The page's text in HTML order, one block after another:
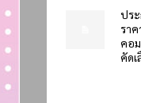
ปร
รา
คอม
คัด